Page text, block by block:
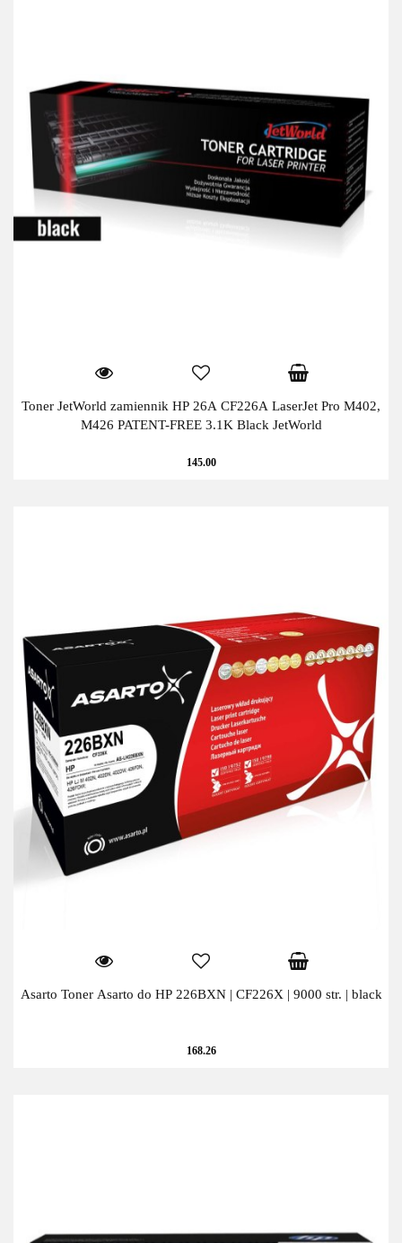
Toner JetWorld zamiennik HP 26A CF226A LaserJet Pro M402,
M426 PATENT-FREE 3.1K Black JetWorld
145.00
Asarto Toner Asarto do HP 226BXN | CF226X | 9000 str. | black
168.26